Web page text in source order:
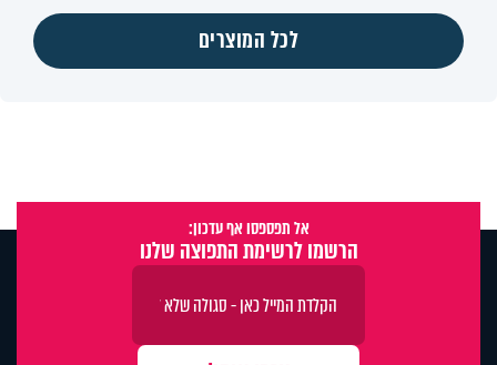
לכל המוצרים
אל תפספסו אף עדכון:
הרשמו לרשימת התפוצה שלנו